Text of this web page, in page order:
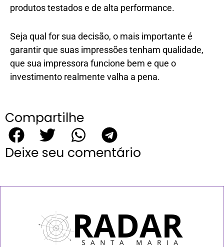
produtos testados e de alta performance.
Seja qual for sua decisão, o mais importante é
garantir que suas impressões tenham qualidade,
que sua impressora funcione bem e que o
investimento realmente valha a pena.
Compartilhe
Deixe seu comentário